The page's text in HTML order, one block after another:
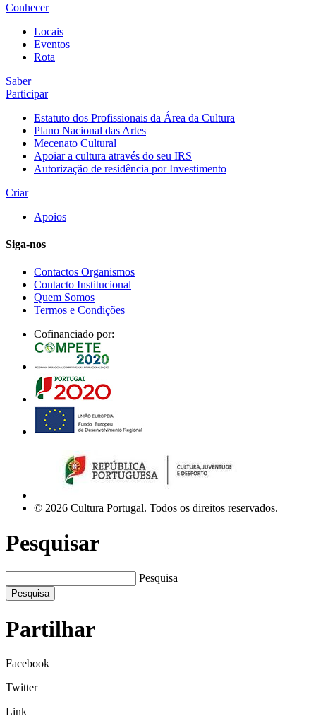
Conhecer
Locais
Eventos
Rota
Saber
Participar
Estatuto dos Profissionais da Área da Cultura
Plano Nacional das Artes
Mecenato Cultural
Apoiar a cultura através do seu IRS
Autorização de residência por Investimento
Criar
Apoios
Siga-nos
Contactos Organismos
Contacto Institucional
Quem Somos
Termos e Condições
Cofinanciado por:
© 2026 Cultura Portugal. Todos os direitos reservados.
Pesquisar
Pesquisa
Pesquisa
Partilhar
Facebook
Twitter
Link